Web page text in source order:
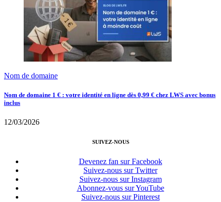
Nom de domaine
Nom de domaine 1 € : votre identité en ligne dès 0,99 € chez LWS avec bonus
inclus
12/03/2026
SUIVEZ-NOUS
Devenez fan sur Facebook
Suivez-nous sur Twitter
Suivez-nous sur Instagram
Abonnez-vous sur YouTube
Suivez-nous sur Pinterest